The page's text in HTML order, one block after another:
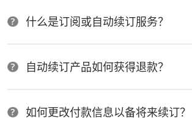
什么是订阅或自动续订服务？
自动续订产品如何获得退款？
如何更改付款信息以备将来续订？